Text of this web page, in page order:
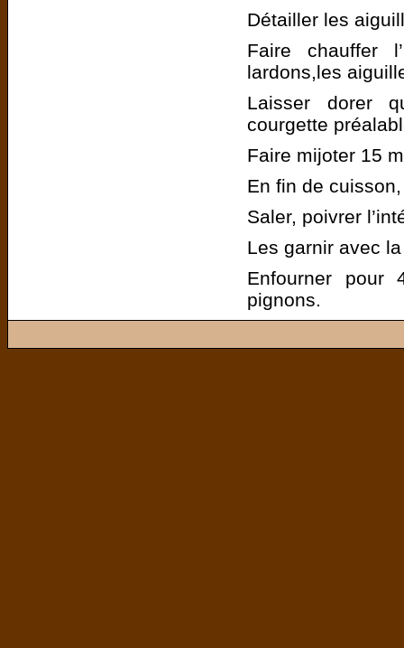
Détailler les
Faire chauffer
lardons,les
Laisser dorer
courgette
Faire mijoter 15
En fin de
Saler, poivrer
Les garnir avec
Enfourner pour
pignons.